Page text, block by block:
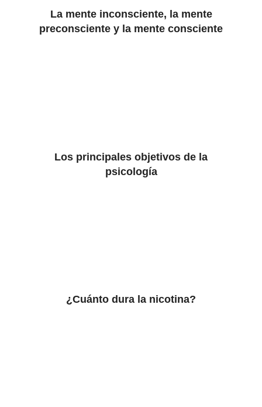
La mente inconsciente, la mente
preconsciente y la mente consciente
Los principales objetivos de la
psicología
¿Cuánto dura la nicotina?